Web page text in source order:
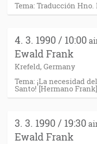
Tema: Traducción
4. 3. 1990 / 10:00
Ewald Frank
Krefeld, Germany
Tema: ¡La necesidad
Santo! [Hermano Frank]
3. 3. 1990 / 19:30
Ewald Frank